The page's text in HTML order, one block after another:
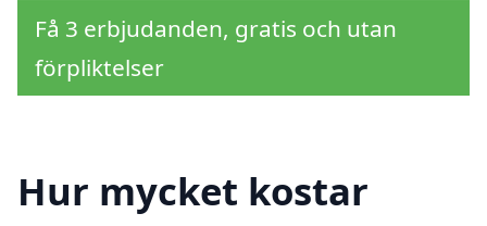
Få 3 erbjudanden, gratis och utan
förpliktelser
Hur mycket kostar